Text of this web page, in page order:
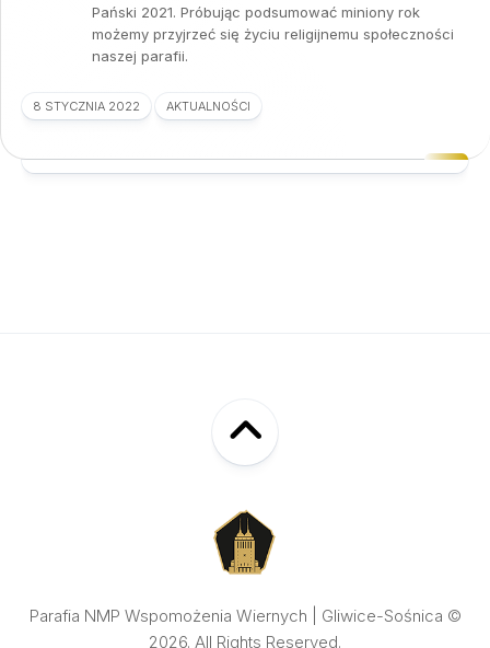
Pański 2021. Próbując podsumować miniony rok
możemy przyjrzeć się życiu religijnemu społeczności
naszej parafii.
8 STYCZNIA 2022 AKTUALNOŚCI
Parafia NMP Wspomożenia Wiernych | Gliwice-Sośnica ©
2026. All Rights Reserved.